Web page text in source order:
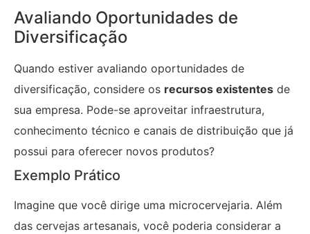
Avaliando Oportunidades de
Diversificação
Quando estiver avaliando oportunidades de
diversificação, considere os recursos existentes de
sua empresa. Pode-se aproveitar infraestrutura,
conhecimento técnico e canais de distribuição que já
possui para oferecer novos produtos?
Exemplo Prático
Imagine que você dirige uma microcervejaria. Além
das cervejas artesanais, você poderia considerar a